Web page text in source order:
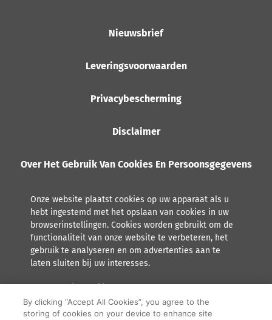
Nieuwsbrief
Leveringsvoorwaarden
Privacybescherming
Disclaimer
Over Het Gebruik Van Cookies En Persoonsgegevens
Onze website plaatst cookies op uw apparaat als u
hebt ingestemd met het opslaan van cookies in uw
browserinstellingen. Cookies worden gebruikt om de
functionaliteit van onze website te verbeteren, het
gebruik te analyseren en om advertenties aan te
laten sluiten bij uw interesses.
Lees meer over hoe Orkla met persoonsgegevens omgaat,
inclusief het recht tot inzage.
By clicking “Accept All Cookies”, you agree to the
storing of cookies on your device to enhance site